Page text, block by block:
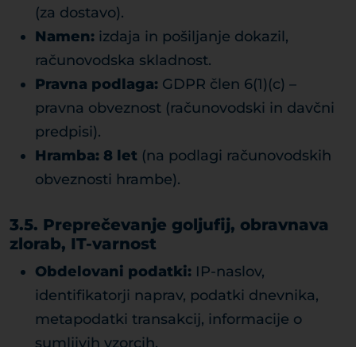
(za dostavo).
Namen: izdaja in pošiljanje dokazil,
računovodska skladnost.
Pravna podlaga: GDPR člen 6(1)(c) –
pravna obveznost (računovodski in davčni
predpisi).
Hramba: 8 let (na podlagi računovodskih
obveznosti hrambe).
3.5. Preprečevanje goljufij, obravnava
zlorab, IT-varnost
Obdelovani podatki: IP-naslov,
identifikatorji naprav, podatki dnevnika,
metapodatki transakcij, informacije o
sumljivih vzorcih.